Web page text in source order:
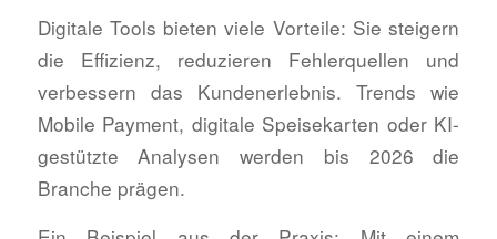
Digitale Tools bieten viele Vorteile: Sie steigern
die Effizienz, reduzieren Fehlerquellen und
verbessern das Kundenerlebnis. Trends wie
Mobile Payment, digitale Speisekarten oder KI-
gestützte Analysen werden bis 2026 die
Branche prägen.